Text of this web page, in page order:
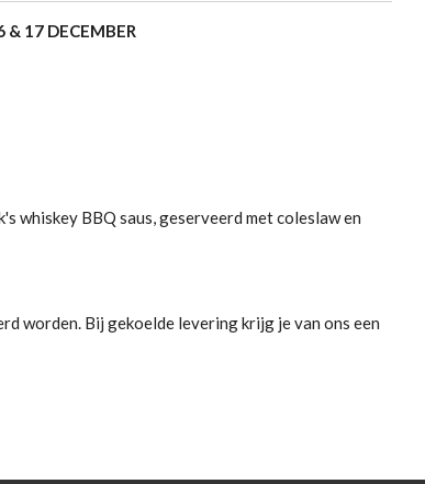
& 17 DECEMBER
whiskey BBQ saus, geserveerd met coleslaw en
worden. Bij gekoelde levering krijg je van ons een